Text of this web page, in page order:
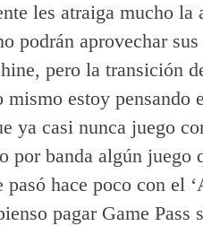
les atraiga mucho
podrán aprovechar
pero la transición
mismo estoy pensando
ya casi nunca juego
por banda algún juego
hace poco con el
pagar Game